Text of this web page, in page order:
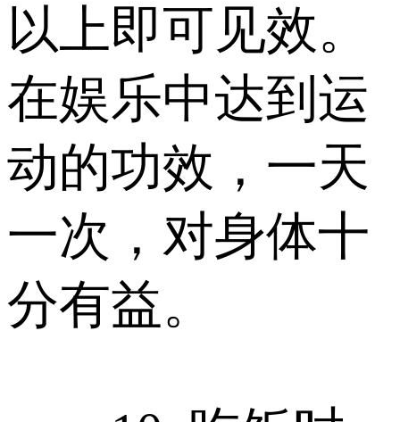
以上即可见效。
在娱乐中达到运
动的功效，一天
一次，对身体十
分有益。